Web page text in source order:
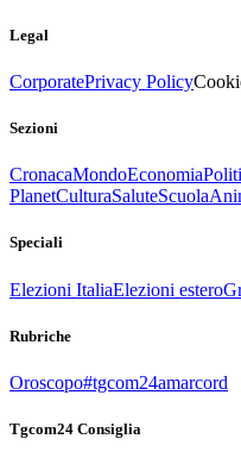
Legal
CorporatePrivacy Policy
Sezioni
CronacaMondoEconomia
PlanetCulturaSaluteScuola
Speciali
Elezioni ItaliaElezioni estero
Rubriche
Oroscopo#tgcom24amarcord
Tgcom24 Consiglia